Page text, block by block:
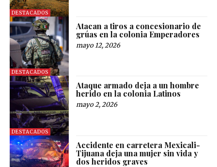
DESTACADOS
DESTACADOS
Atacan a tiros a concesionario de
grúas en la colonia Emperadores
mayo 12, 2026
DESTACADOS
Ataque armado deja a un hombre
herido en la colonia Latinos
mayo 2, 2026
Accidente en carretera Mexicali-
Tijuana deja una mujer sin vida y
dos heridos graves